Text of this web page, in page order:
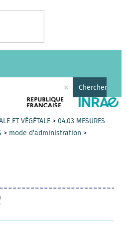
× Chercher
ET VÉGÉTALE >04.03 MESURES
> mode d'administration >